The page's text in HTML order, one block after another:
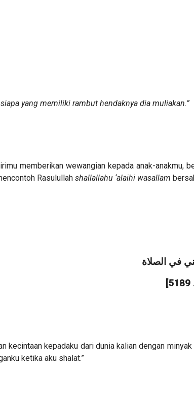
siapa yang memiliki rambut hendaknya dia muliakan.”
memberikan wewangian kepada anak-anakmu,
Rasulullah shallallahu ‘alaihi wasallam
kecintaan kepadaku dari dunia kalian dengan
ketika aku shalat.”